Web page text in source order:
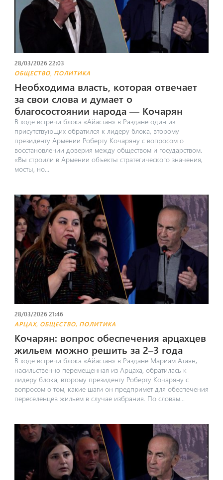
28/03/2026 22:03
ОБЩЕСТВО, ПОЛИТИКА
Необходима власть, которая отвечает
за свои слова и думает о
благосостоянии народа — Кочарян
В ходе встречи блока «Айастан» в Раздане один из
присутствующих обратился к лидеру блока, второму
президенту Армении Роберту Кочаряну с вопросом о
восстановлении доверия между обществом и государством.
«Вы строили в Армении объекты стратегического значения,
мосты, но...
28/03/2026 21:46
АРЦАХ, ОБЩЕСТВО, ПОЛИТИКА
Кочарян: вопрос обеспечения арцахцев
жильем можно решить за 2–3 года
В ходе встречи блока «Айастан» в Раздане Мариам Атаян,
насильственно перемещенная из Арцаха, обратилась к
лидеру блока, второму президенту Роберту Кочаряну с
вопросом о том, какие шаги он предпримет для обеспечения
переселенцев жильем в случае избрания. По словам...